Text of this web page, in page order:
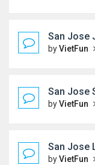
San Jose
byVietFun
San Jose
byVietFun
San Jose
byVietFun